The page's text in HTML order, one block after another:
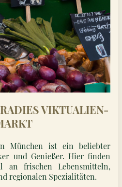
VIKTUALIEN­
München ist ein beliebter
und Genießer. Hier finden
an frischen Lebensmitteln,
regionalen Spezialitäten.